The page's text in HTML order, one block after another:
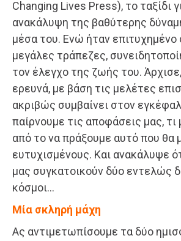
Changing Lives Press), το ταξίδι
ανακάλυψη της βαθύτερης
μέσα του. Ενώ ήταν
μεγάλες τράπεζες,
τον έλεγχο της ζωής του.
ερευνά, με βάση τις μελέτες
ακριβώς συμβαίνει στον
παίρνουμε τις αποφάσεις μας, τι
από το να πράξουμε αυτό που θα
ευτυχισμένους. Και ανακάλυψε
μας συγκατοικούν δύο εντελώς
κόσμοι…
Μία σκληρή μάχη
Ας αντιμετωπίσουμε τα δύο